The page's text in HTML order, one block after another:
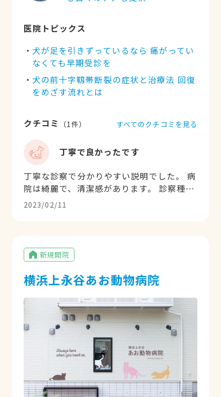
医院トピックス
犬が足を引きずっているなら 痛がってい
なくても早期受診を
犬の前十字靱帯断裂の症状と治療法 回復
をめざす流れとは
クチコミ （1件）
丁寧で良かったです
丁寧な診察で分かりやすい説明でした。 病
院は綺麗で、清潔感があります。 診察種類
も多く安心できる病院です。 予約ができ、
到着後も待ち時間が少なく助かります。 今
2023/02/11
すべてのクチコミを見る
新規開院
横浜上永谷あお動物病院